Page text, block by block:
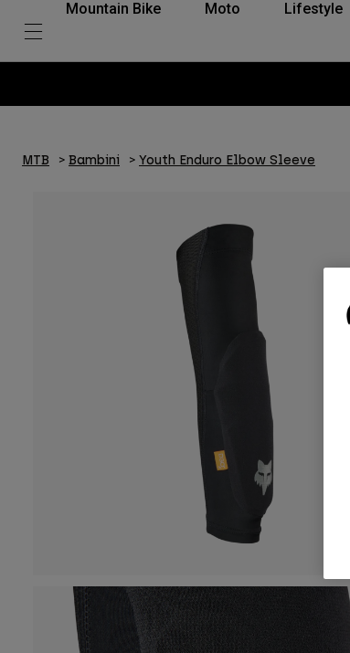
Mountain Bike Moto Lifestyle
MTB Bambini Youth Enduro Elbow Sleeve